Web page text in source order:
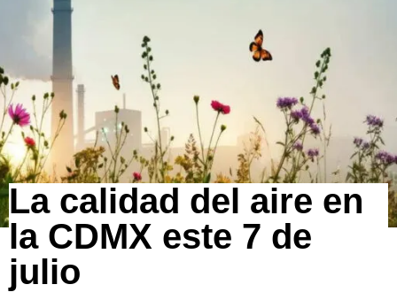
La calidad del aire en
la CDMX este 7 de
julio